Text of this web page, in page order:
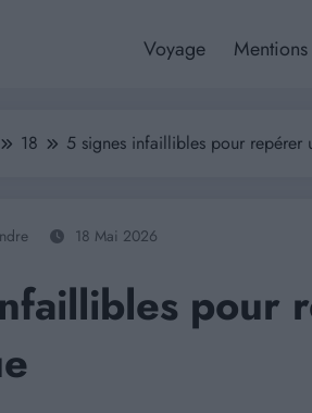
Voyage
18 5 signes infaillibles pour repérer
18 Mai 2026
pour